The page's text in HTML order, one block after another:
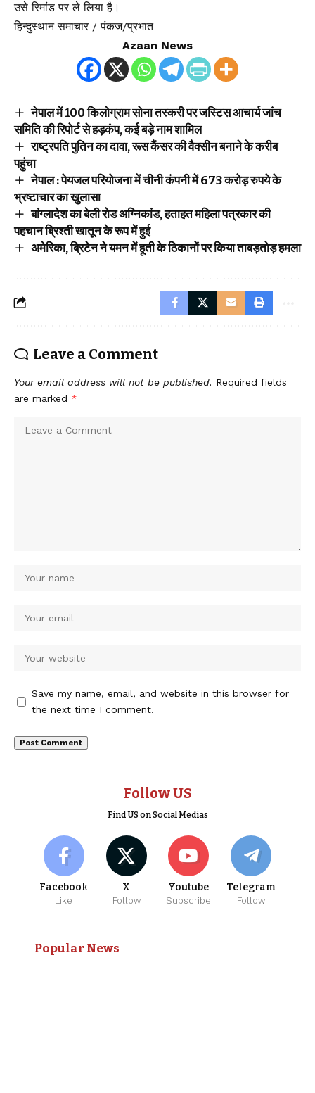
उसे रिमांड पर ले लिया है।
हिन्दुस्थान समाचार / पंकज/प्रभात
Azaan News
नेपाल में 100 किलोग्राम सोना तस्करी पर जस्टिस आचार्य जांच
समिति की रिपोर्ट से हड़कंप, कई बड़े नाम शामिल
राष्ट्रपति पुतिन का दावा, रूस कैंसर की वैक्सीन बनाने के करीब
पहुंचा
नेपाल : पेयजल परियोजना में चीनी कंपनी में 673 करोड़ रुपये के
भ्रष्टाचार का खुलासा
बांग्लादेश का बेली रोड अग्निकांड, हताहत महिला पत्रकार की
पहचान ब्रिश्ती खातून के रूप में हुई
अमेरिका, ब्रिटेन ने यमन में हूती के ठिकानों पर किया ताबड़तोड़ हमला
Leave a Comment
Your email address will not be published. Required fields
are marked *
Save my name, email, and website in this browser for
the next time I comment.
Follow US
Find US on Social Medias
Facebook
Like
X
Follow
Youtube
Subscribe
Telegram
Follow
Popular News